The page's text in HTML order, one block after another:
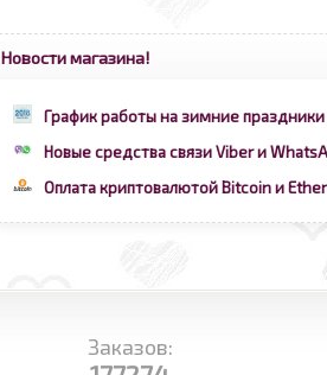
Новости магазина!
График работы на зимние праздники
Новые средства связи Viber и
Оплата криптовалютой Bitcoin и
Заказов: